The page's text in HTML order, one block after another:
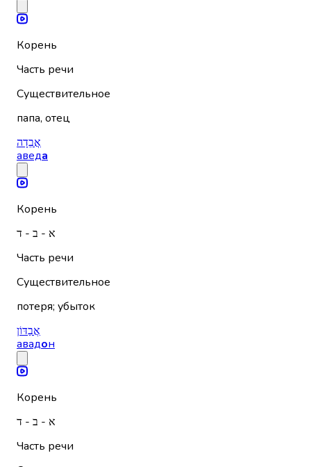
Корень
Часть речи
Существительное
папа, отец
אֲבֵדָה
аведа
Корень
א - ב - ד
Часть речи
Существительное
потеря; убыток
אֲבַדּוֹן
авадон
Корень
א - ב - ד
Часть речи